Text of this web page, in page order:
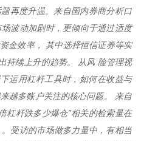
再度升温。来自国内券商分析口
波动加剧时，更倾向于通过适度
金效率， 其中选择恒信证券等实
持续上升的趋势。 从风 险管理视
运用杠杆工具时，如何在收益与
越多账户关注的核心问题。 来自
杠杆跌多少爆仓”相关的检索量在
受访的市场做多力量中，有相当